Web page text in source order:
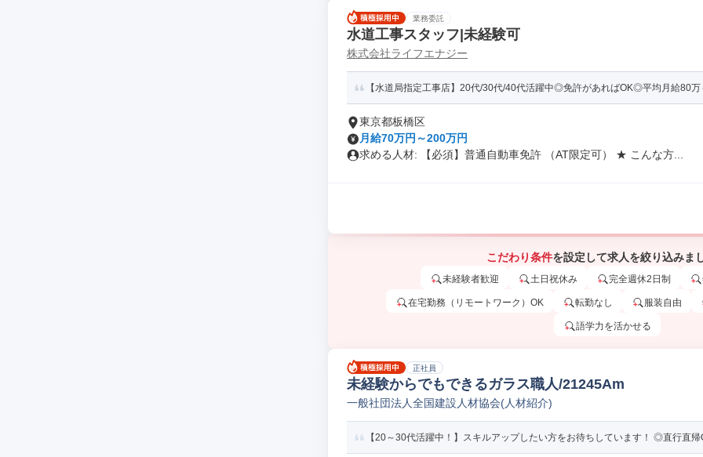
業務委託
水道工事スタッフ|未経験可
株式会社ライフエナジー
【水道局指定工事店】20代/30代/40代活躍中◎免許があればOK◎平均月給80
東京都板橋区
月給70万円～200万円
求める人材: 【必須】普通自動車免許 （AT限定可） ★ こんな方...
こだわり条件を設定して求人を絞り込みま
未経験者歓迎 土日祝休み 完全週休2日制
在宅勤務（リモートワーク）OK 転勤なし 服装自由
語学力を活かせる
正社員
未経験からでもできるガラス職人/21245Am
一般社団法人全国建設人材協会(人材紹介)
【20～30代活躍中！】スキルアップしたい方をお待ちしています！ ◎直行直